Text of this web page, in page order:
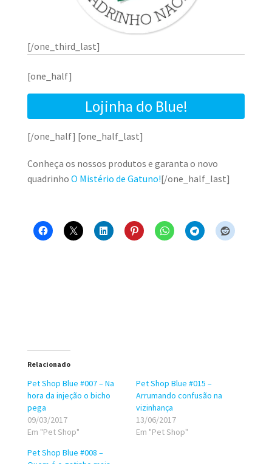
[/one_third_last]
[one_half]
Lojinha do Blue!
[/one_half] [one_half_last]
Conheça os nossos produtos e garanta o novo
quadrinho O Mistério de Gatuno![/one_half_last]
Relacionado
Pet Shop Blue #007 – Na
hora da injeção o bicho
pega
09/03/2017
Em "Pet Shop"
Pet Shop Blue #015 –
Arrumando confusão na
vizinhança
13/06/2017
Em "Pet Shop"
Pet Shop Blue #008 –